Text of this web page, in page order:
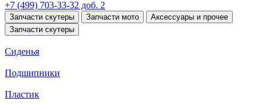
+7 (499) 703-33-32 доб. 2
Запчасти скутеры Запчасти мото
Аксессуары и прочее
Запчасти скутеры
Сиденья
Подшипники
Пластик